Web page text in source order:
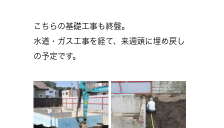
こちらの基礎工事も終盤。
水道・ガス工事を経て、来週頭に埋め戻し
の予定です。